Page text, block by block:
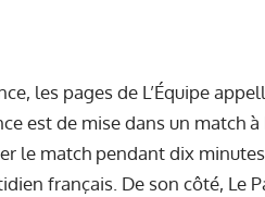
les pages de L’Équipe
est de mise dans un match
le match pendant dix
français. De son côté, Le